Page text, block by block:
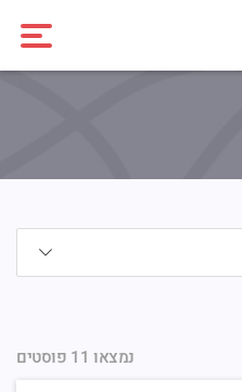
נמצאו 11 פוסטים